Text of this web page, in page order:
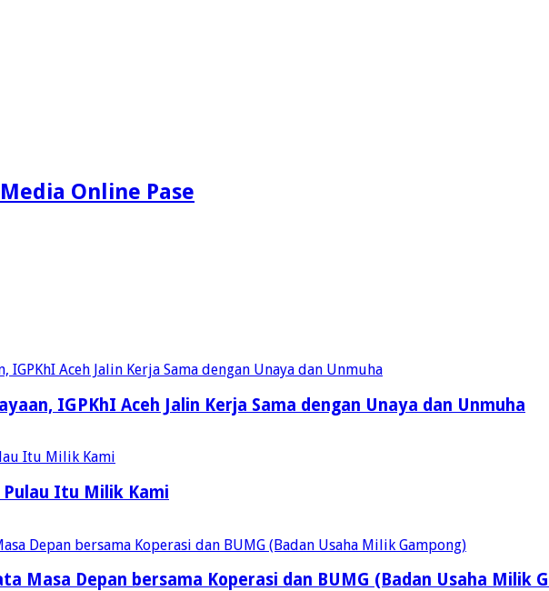
Online Pase
IGPKhI Aceh Jalin Kerja Sama dengan Unaya dan Unmuha
Pulau Itu Milik Kami
Masa Depan bersama Koperasi dan BUMG (Badan Usaha Milik